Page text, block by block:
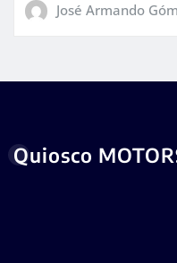
José Armando
Quiosco